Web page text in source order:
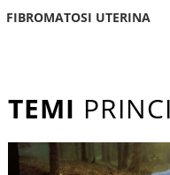
FIBROMATOSI UTERINA
TEMI